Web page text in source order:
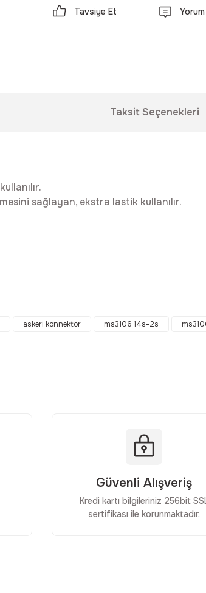
Tavsiye Et
Taksit Seçenekleri
sağlayan, ekstra lastik kullanılır.
askeri konnektör ms3106 14s-2s
Güvenli Alışveriş
Kredi kartı bilgileriniz 256bit
sertifikası ile korunmaktadır.